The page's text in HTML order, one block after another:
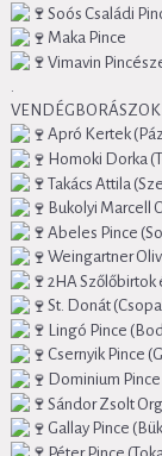
Soós Családi
Maka Pince
Vimavin
.
Apró Kertek
Homoki Dorka
Takács Attila
Bukolyi Marcell
Abeles Pince
Weingartner
2HA Szőlőbirtok
St. Donát
Lingó Pince
Csernyik Pince
Dominium
Sándor Zsolt
Gallay Pince